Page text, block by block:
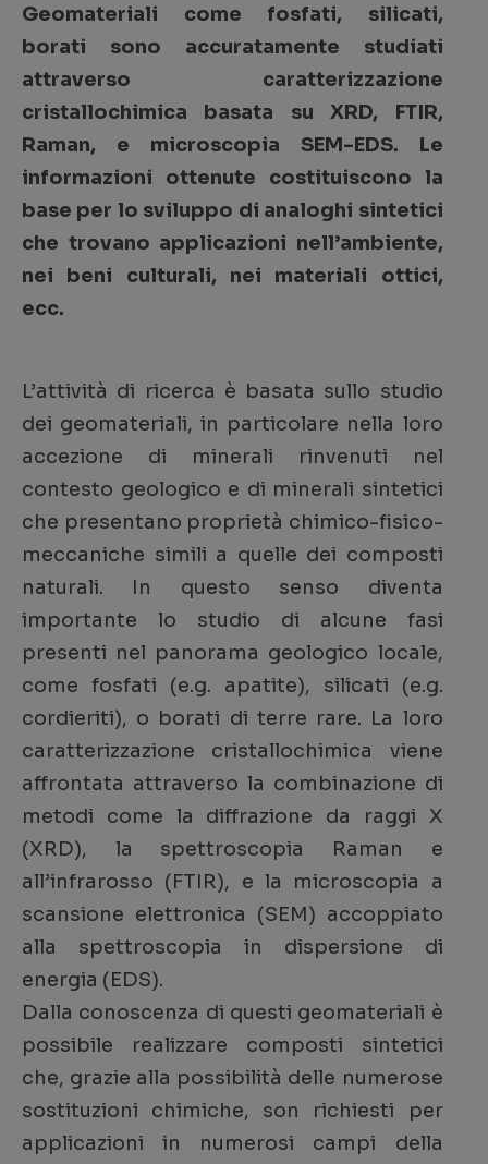
Geomateriali come fosfati, silicati,
borati sono accuratamente studiati
attraverso caratterizzazione
cristallochimica basata su XRD, FTIR,
Raman, e microscopia SEM-EDS. Le
informazioni ottenute costituiscono la
base per lo sviluppo di analoghi sintetici
che trovano applicazioni nell’ambiente,
nei beni culturali, nei materiali ottici,
ecc.
L’attività di ricerca è basata sullo studio
dei geomateriali, in particolare nella loro
accezione di minerali rinvenuti nel
contesto geologico e di minerali sintetici
che presentano proprietà chimico-fisico-
meccaniche simili a quelle dei composti
naturali. In questo senso diventa
importante lo studio di alcune fasi
presenti nel panorama geologico locale,
come fosfati (e.g. apatite), silicati (e.g.
cordieriti), o borati di terre rare. La loro
caratterizzazione cristallochimica viene
affrontata attraverso la combinazione di
metodi come la diffrazione da raggi X
(XRD), la spettroscopia Raman e
all’infrarosso (FTIR), e la microscopia a
scansione elettronica (SEM) accoppiato
alla spettroscopia in dispersione di
energia (EDS).
Dalla conoscenza di questi geomateriali è
possibile realizzare composti sintetici
che, grazie alla possibilità delle numerose
sostituzioni chimiche, son richiesti per
applicazioni in numerosi campi della